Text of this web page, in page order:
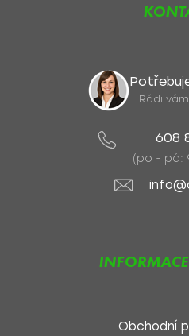
Rádi
608
(po - pá:
Obchodní